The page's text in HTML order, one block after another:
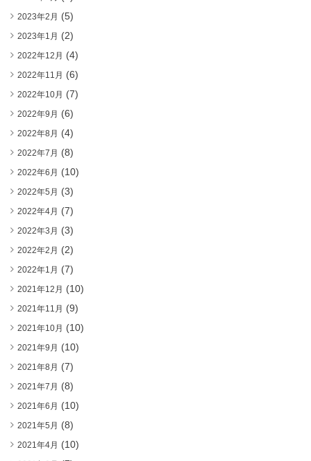
2023年2月 (5)
2023年1月 (2)
2022年12月 (4)
2022年11月 (6)
2022年10月 (7)
2022年9月 (6)
2022年8月 (4)
2022年7月 (8)
2022年6月 (10)
2022年5月 (3)
2022年4月 (7)
2022年3月 (3)
2022年2月 (2)
2022年1月 (7)
2021年12月 (10)
2021年11月 (9)
2021年10月 (10)
2021年9月 (10)
2021年8月 (7)
2021年7月 (8)
2021年6月 (10)
2021年5月 (8)
2021年4月 (10)